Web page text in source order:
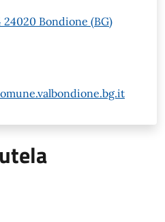
24020 Bondione (BG)